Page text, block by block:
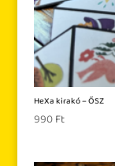
HeXa kirakó – ŐSZ
990Ft